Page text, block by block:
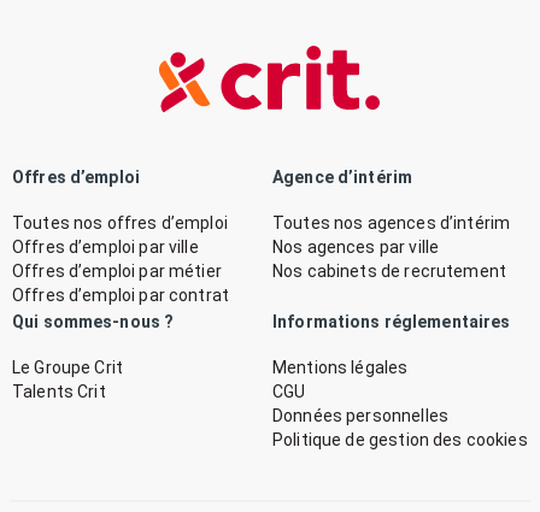
Offres d’emploi
Toutes nos offres d’emploi
Offres d’emploi par ville
Offres d’emploi par métier
Offres d’emploi par contrat
Agence d’intérim
Toutes nos agences d’intérim
Nos agences par ville
Nos cabinets de recrutement
Qui sommes-nous ?
Le Groupe Crit
Talents Crit
Informations réglementaires
Mentions légales
CGU
Données personnelles
Politique de gestion des cookies